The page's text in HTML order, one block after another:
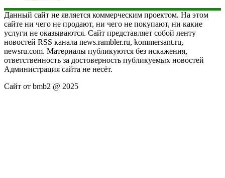
Данный сайт не является коммерческим проектом. На этом
сайте ни чего не продают, ни чего не покупают, ни какие
услуги не оказываются. Сайт представляет собой ленту
новостей RSS канала news.rambler.ru, kommersant.ru,
newsru.com. Материалы публикуются без искажения,
ответственность за достоверность публикуемых новостей
Администрация сайта не несёт.
Сайт от bmb2 @ 2025